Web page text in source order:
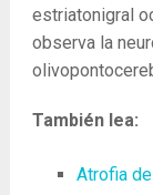
estriatonigral
observa la
También lea:
Atrofia